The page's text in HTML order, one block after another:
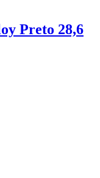
Preto 28,6